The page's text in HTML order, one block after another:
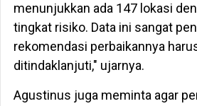
menunjukkan ada 147 lokasi
tingkat risiko. Data ini sangat
rekomendasi perbaikannya
ditindaklanjuti," ujarnya.
Agustinus juga meminta agar